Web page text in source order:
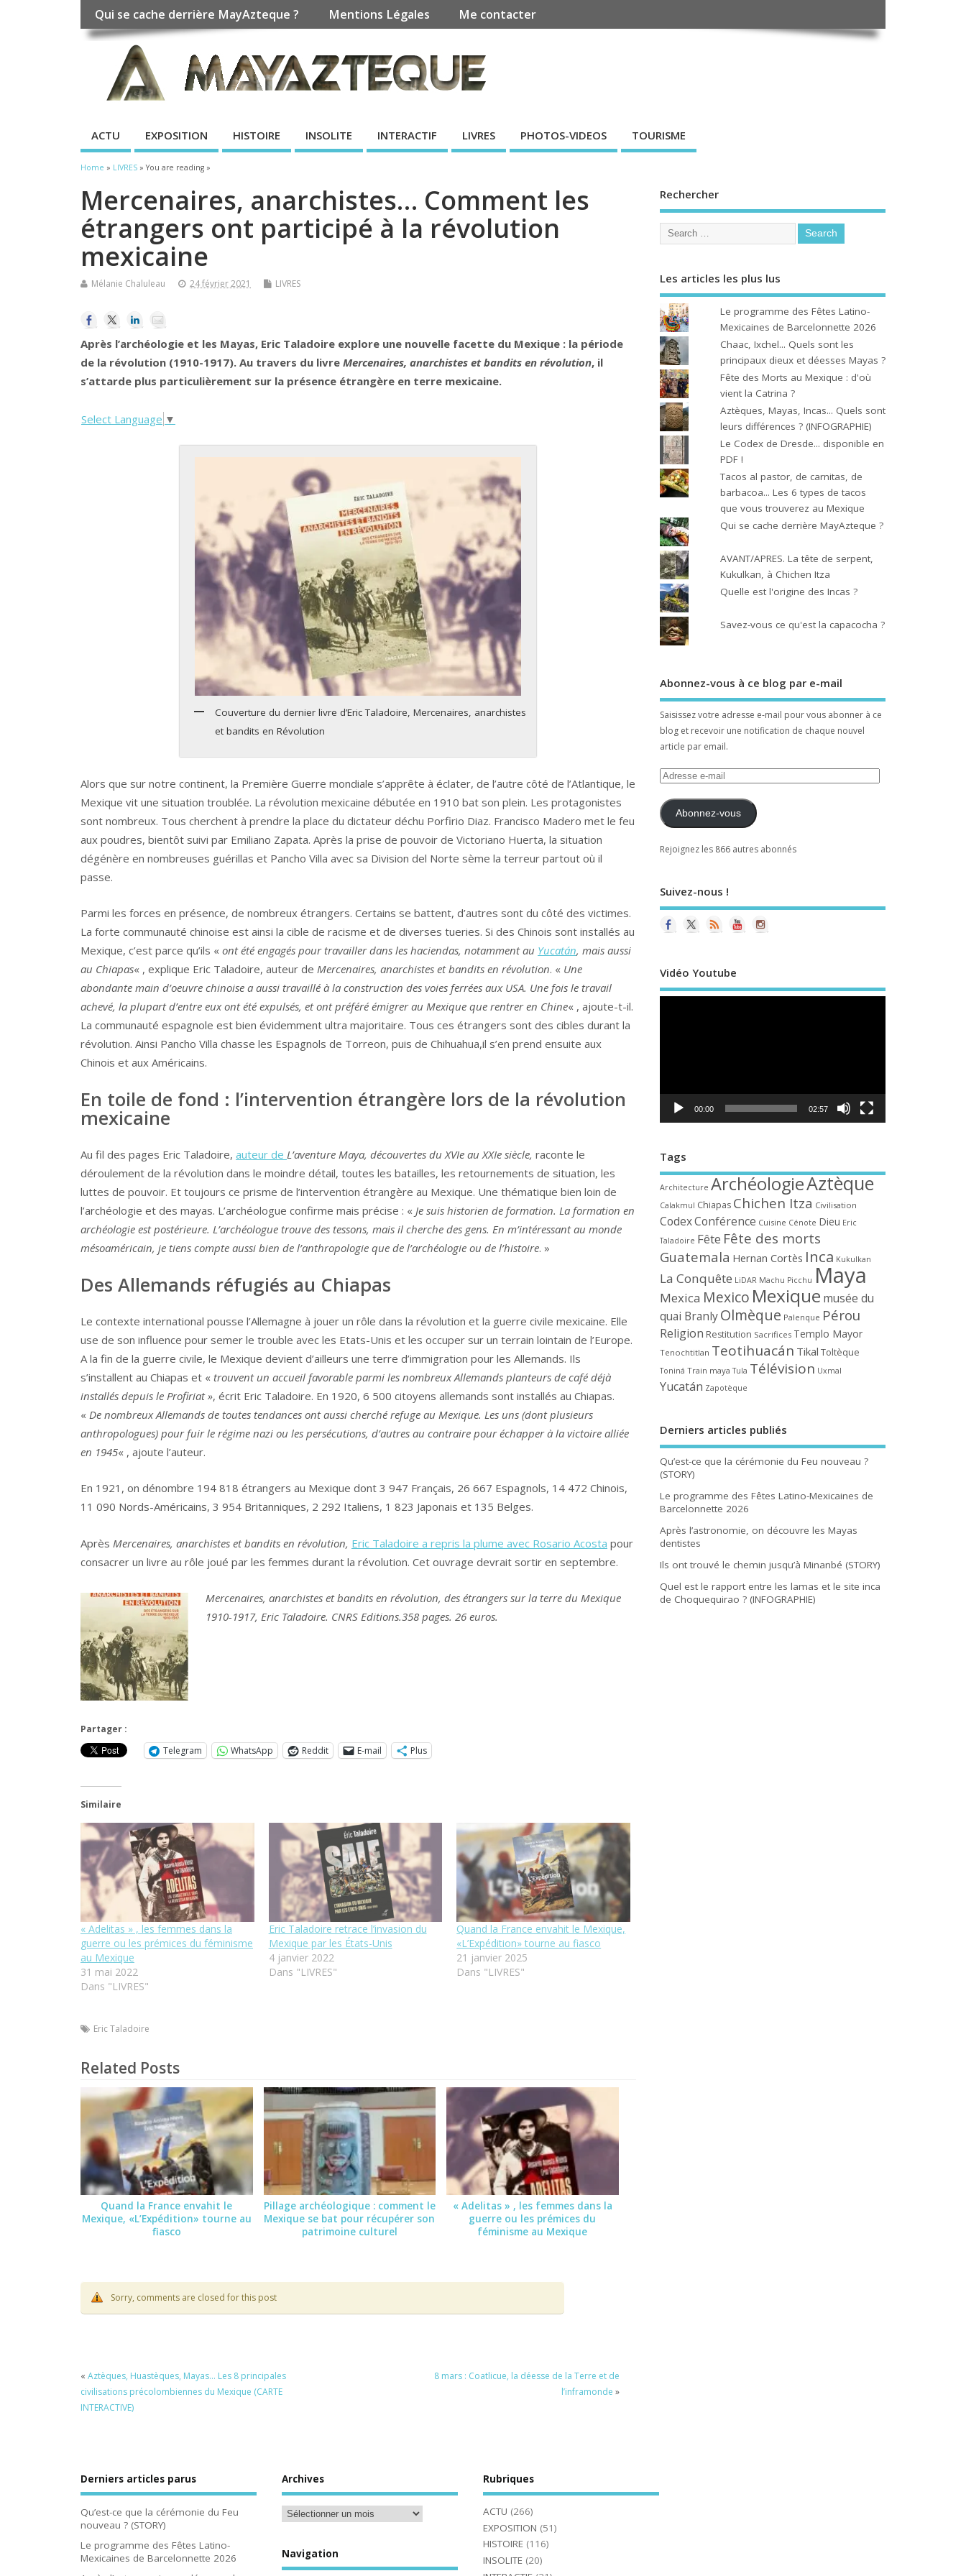
Qui se cache derrière MayAzteque ? Mentions Légales Me contacter
ACTU EXPOSITION HISTOIRE INSOLITE INTERACTIF LIVRES PHOTOS-VIDEOS TOURISME
Home » LIVRES » You are reading »
Mercenaires, anarchistes… Comment les
étrangers ont participé à la révolution
mexicaine
Mélanie Chaluleau 24 février 2021 LIVRES
Après l’archéologie et les Mayas, Eric Taladoire explore une nouvelle facette du Mexique : la période
de la révolution (1910-1917). Au travers du livre Mercenaires, anarchistes et bandits en révolution, il
s’attarde plus particulièrement sur la présence étrangère en terre mexicaine.
Select Language ▼
Couverture du dernier livre d’Eric Taladoire, Mercenaires, anarchistes
et bandits en Révolution
Alors que sur notre continent, la Première Guerre mondiale s’apprête à éclater, de l’autre côté de l’Atlantique, le
Mexique vit une situation troublée. La révolution mexicaine débutée en 1910 bat son plein. Les protagonistes
sont nombreux. Tous cherchent à prendre la place du dictateur déchu Porfirio Diaz. Francisco Madero met le feu
aux poudres, bientôt suivi par Emiliano Zapata. Après la prise de pouvoir de Victoriano Huerta, la situation
dégénère en nombreuses guérillas et Pancho Villa avec sa Division del Norte sème la terreur partout où il
passe.
Parmi les forces en présence, de nombreux étrangers. Certains se battent, d’autres sont du côté des victimes.
La forte communauté chinoise est ainsi la cible de racisme et de diverses tueries. Si des Chinois sont installés au
Mexique, c’est parce qu’ils « ont été engagés pour travailler dans les haciendas, notamment au Yucatán, mais aussi
au Chiapas« , explique Eric Taladoire, auteur de Mercenaires, anarchistes et bandits en révolution. « Une
abondante main d’oeuvre chinoise a aussi travaillé à la construction des voies ferrées aux USA. Une fois le travail
achevé, la plupart d’entre eux ont été expulsés, et ont préféré émigrer au Mexique que rentrer en Chine« , ajoute-t-il.
La communauté espagnole est bien évidemment ultra majoritaire. Tous ces étrangers sont des cibles durant la
révolution. Ainsi Pancho Villa chasse les Espagnols de Torreon, puis de Chihuahua,il s’en prend ensuite aux
Chinois et aux Américains.
En toile de fond : l’intervention étrangère lors de la révolution
mexicaine
Au fil des pages Eric Taladoire, auteur de L’aventure Maya, découvertes du XVIe au XXIe siècle, raconte le
déroulement de la révolution dans le moindre détail, toutes les batailles, les retournements de situation, les
luttes de pouvoir. Et toujours ce prisme de l’intervention étrangère au Mexique. Une thématique bien loin de
l’archéologie et des mayas. L’archéologue confirme mais précise : « Je suis historien de formation. La formation en
archéologie est postérieure. L’archéologue trouve des tessons, mais il cherche des gens. En m’intéressant au monde
mésoaméricain, je tiens compte aussi bien de l’anthropologie que de l’archéologie ou de l’histoire. »
Des Allemands réfugiés au Chiapas
Le contexte international pousse l’Allemagne à jouer un rôle dans la révolution et la guerre civile mexicaine. Elle
use de son influence pour semer le trouble avec les Etats-Unis et les occuper sur un terrain lointain de l’Europe.
A la fin de la guerre civile, le Mexique devient d’ailleurs une terre d’immigration pour les Allemands. Ils
s’installent au Chiapas et « trouvent un accueil favorable parmi les nombreux Allemands planteurs de café déjà
installés depuis le Profiriat », écrit Eric Taladoire. En 1920, 6 500 citoyens allemands sont installés au Chiapas.
« De nombreux Allemands de toutes tendances ont aussi cherché refuge au Mexique. Les uns (dont plusieurs
anthropologues) pour fuir le régime nazi ou les persécutions, d’autres au contraire pour échapper à la victoire alliée
en 1945« , ajoute l’auteur.
En 1921, on dénombre 194 818 étrangers au Mexique dont 3 947 Français, 26 667 Espagnols, 14 472 Chinois,
11 090 Nords-Américains, 3 954 Britanniques, 2 292 Italiens, 1 823 Japonais et 135 Belges.
Après Mercenaires, anarchistes et bandits en révolution, Eric Taladoire a repris la plume avec Rosario Acosta pour
consacrer un livre au rôle joué par les femmes durant la révolution. Cet ouvrage devrait sortir en septembre.
Mercenaires, anarchistes et bandits en révolution, des étrangers sur la terre du Mexique
1910-1917, Eric Taladoire. CNRS Editions.358 pages. 26 euros.
Partager :
Telegram
WhatsApp Reddit E-mail Plus
Similaire
« Adelitas » , les femmes dans la
guerre ou les prémices du féminisme
au Mexique
31 mai 2022
Dans "LIVRES"
Eric Taladoire retrace l’invasion du
Mexique par les États-Unis
4 janvier 2022
Dans "LIVRES"
Quand la France envahit le Mexique,
«L’Expédition» tourne au fiasco
21 janvier 2025
Dans "LIVRES"
Eric Taladoire
Related Posts
Quand la France envahit le
Mexique, «L’Expédition» tourne au
fiasco
Pillage archéologique : comment le
Mexique se bat pour récupérer son
patrimoine culturel
« Adelitas » , les femmes dans la
guerre ou les prémices du
féminisme au Mexique
Sorry, comments are closed for this post
« Aztèques, Huastèques, Mayas… Les 8 principales
civilisations précolombiennes du Mexique (CARTE
INTERACTIVE)
8 mars : Coatlicue, la déesse de la Terre et de
l’inframonde »
Rechercher
Les articles les plus lus
Le programme des Fêtes Latino-
Mexicaines de Barcelonnette 2026
Chaac, Ixchel... Quels sont les
principaux dieux et déesses Mayas ?
Fête des Morts au Mexique : d'où
vient la Catrina ?
Aztèques, Mayas, Incas... Quels sont
leurs différences ? (INFOGRAPHIE)
Le Codex de Dresde... disponible en
PDF !
Tacos al pastor, de carnitas, de
barbacoa... Les 6 types de tacos
que vous trouverez au Mexique
Qui se cache derrière MayAzteque ?
AVANT/APRES. La tête de serpent,
Kukulkan, à Chichen Itza
Quelle est l'origine des Incas ?
Savez-vous ce qu'est la capacocha ?
Abonnez-vous à ce blog par e-mail
Saisissez votre adresse e-mail pour vous abonner à ce
blog et recevoir une notification de chaque nouvel
article par email.
Abonnez-vous
Rejoignez les 866 autres abonnés
Suivez-nous !
Vidéo Youtube
vidéo
00:00 02:57
Tags
Architecture ArchéologieAztèque
Calakmul Chiapas Chichen Itza Civilisation
CodexConférence Cuisine Cénote Dieu Eric
Taladoire Fête Fête des morts
Guatemala Hernan Cortès Inca Kukulkan
La Conquête LiDAR Machu Picchu Maya
Mexica Mexico Mexique musée du
quai BranlyOlmèque Palenque Pérou
Religion Restitution Sacrifices Templo Mayor
Tenochtitlan Teotihuacán Tikal Toltèque
Toniná Train maya Tula Télévision Uxmal
Yucatán Zapotèque
Derniers articles publiés
Qu’est-ce que la cérémonie du Feu nouveau ?
(STORY)
Le programme des Fêtes Latino-Mexicaines de
Barcelonnette 2026
Après l’astronomie, on découvre les Mayas
dentistes
Ils ont trouvé le chemin jusqu’à Minanbé (STORY)
Quel est le rapport entre les lamas et le site inca
de Choquequirao ? (INFOGRAPHIE)
Derniers articles parus
Qu’est-ce que la cérémonie du Feu
nouveau ? (STORY)
Le programme des Fêtes Latino-
Mexicaines de Barcelonnette 2026
Archives
Navigation
Rubriques
ACTU (266)
EXPOSITION (51)
HISTOIRE(116)
INSOLITE(20)